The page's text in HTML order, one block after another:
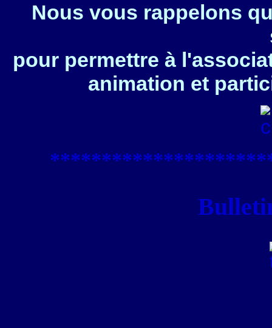
Nous vous rappelons
pour permettre à
animation et
****************